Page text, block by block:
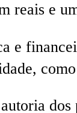
reais e
e